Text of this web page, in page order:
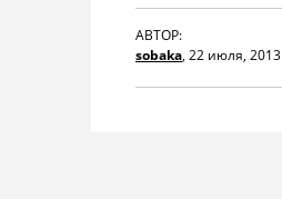
АВТОР:
sobaka, 22 июля, 2013